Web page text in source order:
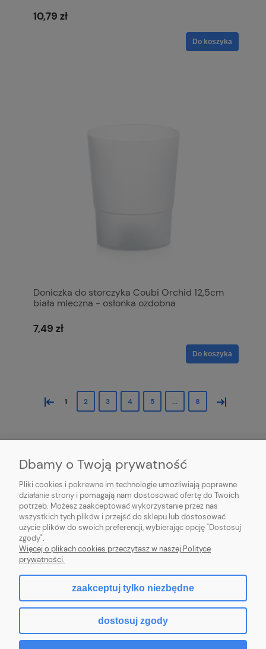
10,79 zł
Do koszyka
Doniczka do storczyka Coubi Orchid 12,5cm
biała mleczna - osłonka ozdobna
7,49 zł
Do koszyka
« 1 2 3 4 5 ... 8 »
HORTICENTER.PL
INFORMACJE ZAKUPOWE
MOJE KONTO
Sklep internetowy Shoper.pl
Dbamy o Twoją prywatność
Pliki cookies i pokrewne im technologie umożliwiają poprawne
działanie strony i pomagają nam dostosować ofertę do Twoich
potrzeb. Możesz zaakceptować wykorzystanie przez nas
wszystkich tych plików i przejść do sklepu lub dostosować
użycie plików do swoich preferencji, wybierając opcję "Dostosuj
zgody".
Więcej o plikach cookies przeczytasz w naszej Polityce
prywatności.
zaakceptuj tylko niezbędne
dostosuj zgody